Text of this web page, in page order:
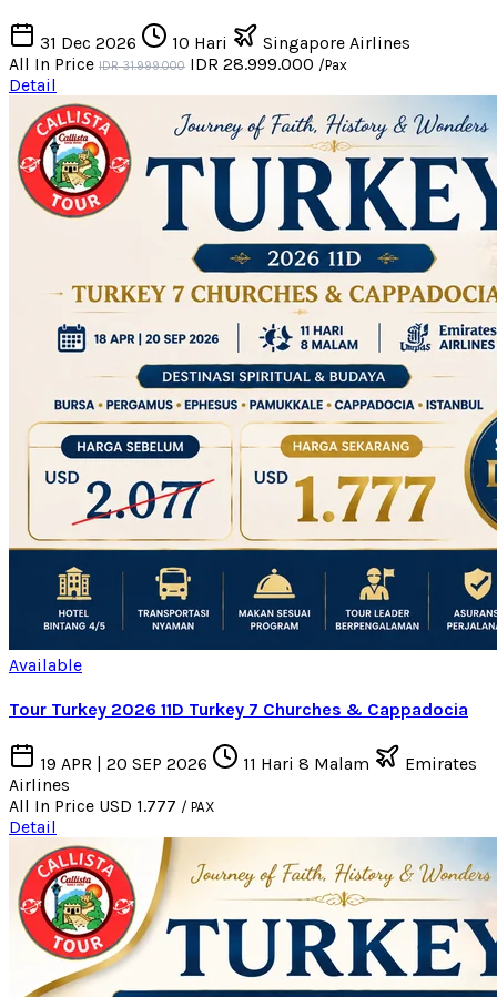
31 Dec 2026 10 Hari
Singapore Airlines
All In Price IDR 31.999.000 IDR 28.999.000 /Pax
Detail
Available
Tour Turkey 2026 11D Turkey 7 Churches & Cappadocia
19 APR | 20 SEP 2026 11 Hari 8 Malam
Emirates
Airlines
All In Price USD 1.777 / PAX
Detail